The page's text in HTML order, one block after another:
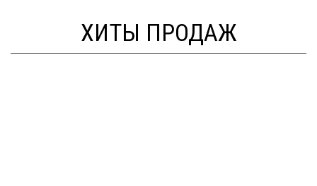
ХИТЫ ПРОДАЖ